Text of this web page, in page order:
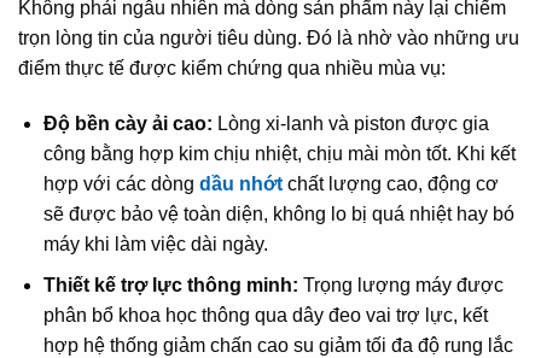
Không phải ngẫu nhiên mà dòng sản phẩm này lại chiếm
trọn lòng tin của người tiêu dùng. Đó là nhờ vào những ưu
điểm thực tế được kiểm chứng qua nhiều mùa vụ:
Độ bền cày ải cao: Lòng xi-lanh và piston được gia
công bằng hợp kim chịu nhiệt, chịu mài mòn tốt. Khi kết
hợp với các dòng dầu nhớtchất lượng cao, động cơ
sẽ được bảo vệ toàn diện, không lo bị quá nhiệt hay bó
máy khi làm việc dài ngày.
Thiết kế trợ lực thông minh: Trọng lượng máy được
phân bổ khoa học thông qua dây đeo vai trợ lực, kết
hợp hệ thống giảm chấn cao su giảm tối đa độ rung lắc